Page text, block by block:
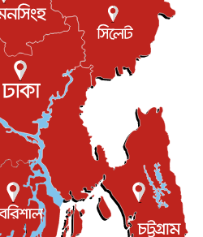
জাতীয়তাবাদী কুলাউড়াবাসীর মত বিনিময়
৫ আগস্ট, ২০২৬
আরব সফরের আমন্ত্রণ
৫ আগস্ট, ২০২৬
দিবস আজ, স্মরণে দেশজুড়ে কর্মসূচি
৫ আগস্ট, ২০২৬
বলেই জুলাই আন্দোলন সফল :
৫ আগস্ট, ২০২৬